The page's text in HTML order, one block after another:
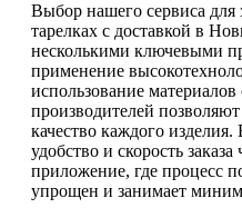
Выбор нашего сервиса для
тарелках с доставкой в
несколькими ключевыми
применение
использование
производителей
качество каждого
удобство и скорость
приложение, где процесс
упрощен и занимает